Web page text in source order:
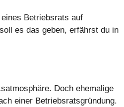
Betriebsrats auf
es das geben, erfährst du in
Doch ehemalige
einer Betriebsratsgründung.